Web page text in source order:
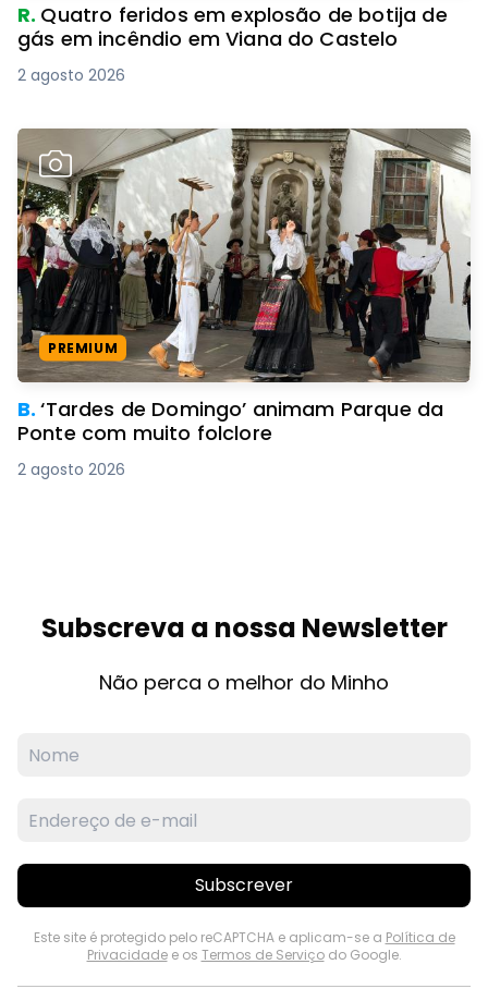
R. Quatro feridos em explosão de botija de
gás em incêndio em Viana do Castelo
2 agosto 2026
PREMIUM
B.‘Tardes de Domingo’ animam Parque da
Ponte com muito folclore
2 agosto 2026
Subscreva a nossa Newsletter
Não perca o melhor do Minho
Subscrever
Este site é protegido pelo reCAPTCHA e aplicam-se a Política de
Privacidadee os Termos de Serviçodo Google.